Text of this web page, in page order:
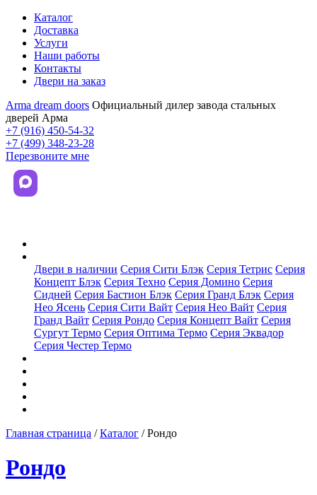
Каталог
Доставка
Услуги
Наши работы
Контакты
Двери на заказ
Arma dream doors Официальный дилер завода стальных
дверей Арма
+7 (916) 450-54-32
+7 (499) 348-23-28
Перезвоните мне
Двери в наличии Серия Сити Блэк Серия Тетрис Серия
Концепт Блэк Серия Техно Серия Домино Серия
Сидней Серия Бастион Блэк Серия Гранд Блэк Серия
Нео Ясень Серия Сити Вайт Серия Нео Вайт Серия
Гранд Вайт Серия Рондо Серия Концепт Вайт Серия
Сургут Термо Серия Оптима Термо Серия Эквадор
Серия Честер Термо
Главная страница /Каталог /Рондо
Рондо